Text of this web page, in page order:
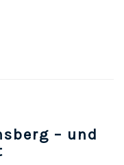
– und